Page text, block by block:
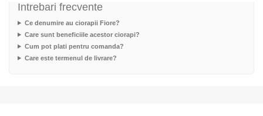
Intrebari frecvente
Ce denumire au ciorapii Fiore?
Care sunt beneficiile acestor ciorapi?
Cum pot plati pentru comanda?
Care este termenul de livrare?